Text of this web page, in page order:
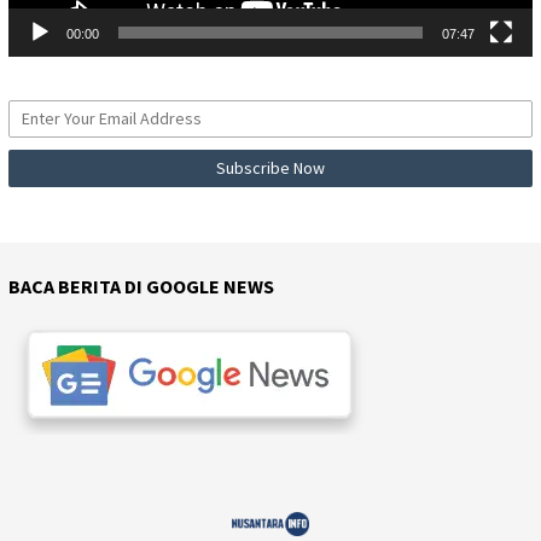
00:00 07:47
BACA BERITA DI GOOGLE NEWS